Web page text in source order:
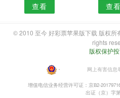
查看 查看
© 2010 至今 好彩票苹果版下载 版权
rights
版权保护
・ 网上有害信息
增值电信业务经营许可证：京B2-
出证（京）字